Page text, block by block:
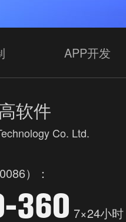
APP开发
软件
Co. Ltd.
）：
360 7×24小时